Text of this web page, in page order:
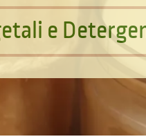
etali e Deterge